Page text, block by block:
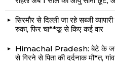
सिरमौर से दिल्ली जा रहे सब्जी
रुका, फिर चा**कू से किए कई वार
Himachal Pradesh: बेटे के
से गिरने से पिता की दर्दनाक मौ*त,